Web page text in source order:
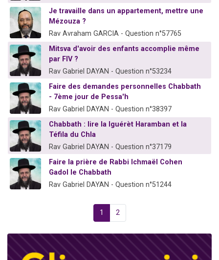
Je travaille dans un appartement, mettre une
Mézouza ?
Rav Avraham GARCIA - Question n°57765
Mitsva d'avoir des enfants accomplie même
par FIV ?
Rav Gabriel DAYAN - Question n°53234
Faire des demandes personnelles Chabbath
- 7ème jour de Pessa'h
Rav Gabriel DAYAN - Question n°38397
Chabbath : lire la Iguérèt Haramban et la
Téfila du Chla
Rav Gabriel DAYAN - Question n°37179
Faire la prière de Rabbi Ichmaël Cohen
Gadol le Chabbath
Rav Gabriel DAYAN - Question n°51244
1 2